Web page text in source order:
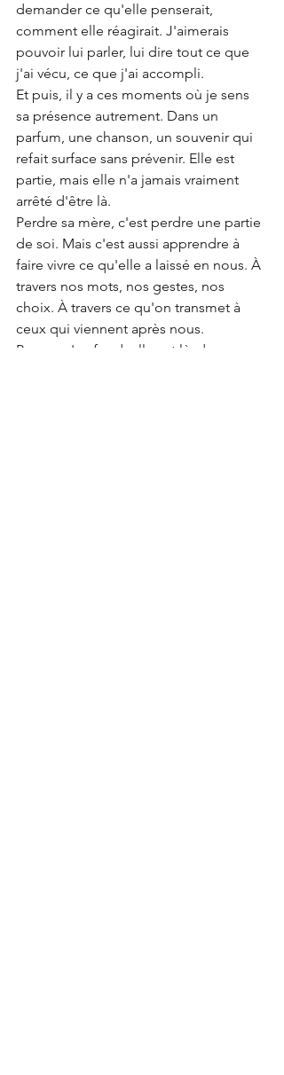
demander ce qu'elle penserait,
comment elle réagirait. J'aimerais
pouvoir lui parler, lui dire tout ce que
j'ai vécu, ce que j'ai accompli.
Et puis, il y a ces moments où je sens
sa présence autrement. Dans un
parfum, une chanson, un souvenir qui
refait surface sans prévenir. Elle est
partie, mais elle n'a jamais vraiment
arrêté d'être là.
Perdre sa mère, c'est perdre une partie
de soi. Mais c'est aussi apprendre à
faire vivre ce qu'elle a laissé en nous. À
travers nos mots, nos gestes, nos
choix. À travers ce qu'on transmet à
ceux qui viennent après nous.
Parce qu'au fond, elle est là, dans